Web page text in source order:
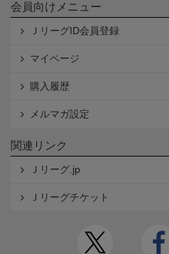
会員向けメニュー
ＪリーグID会員登録
マイページ
購入履歴
メルマガ設定
関連リンク
Ｊリーグ.jp
Ｊリーグチケット